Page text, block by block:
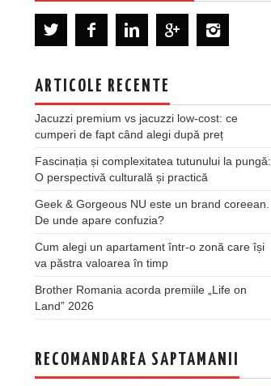
ARTICOLE RECENTE
Jacuzzi premium vs jacuzzi low-cost: ce
cumperi de fapt când alegi după preț
Fascinația și complexitatea tutunului la pungă:
O perspectivă culturală și practică
Geek & Gorgeous NU este un brand coreean.
De unde apare confuzia?
Cum alegi un apartament într-o zonă care își
va păstra valoarea în timp
Brother Romania acorda premiile „Life on
Land” 2026
RECOMANDAREA SAPTAMANII